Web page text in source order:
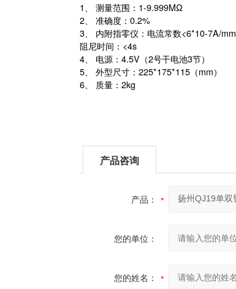
1、 测量范围：1-9.999MΩ
2、 准确度：0.2%
3、 内附指零仪：电流常数<6*10-7A/mm
阻尼时间：<4s
4、 电源：4.5V（2号干电池3节）
5、 外型尺寸：225*175*115（mm）
6、 质量：2kg
产品咨询
产品：
您的单位：
您的姓名：